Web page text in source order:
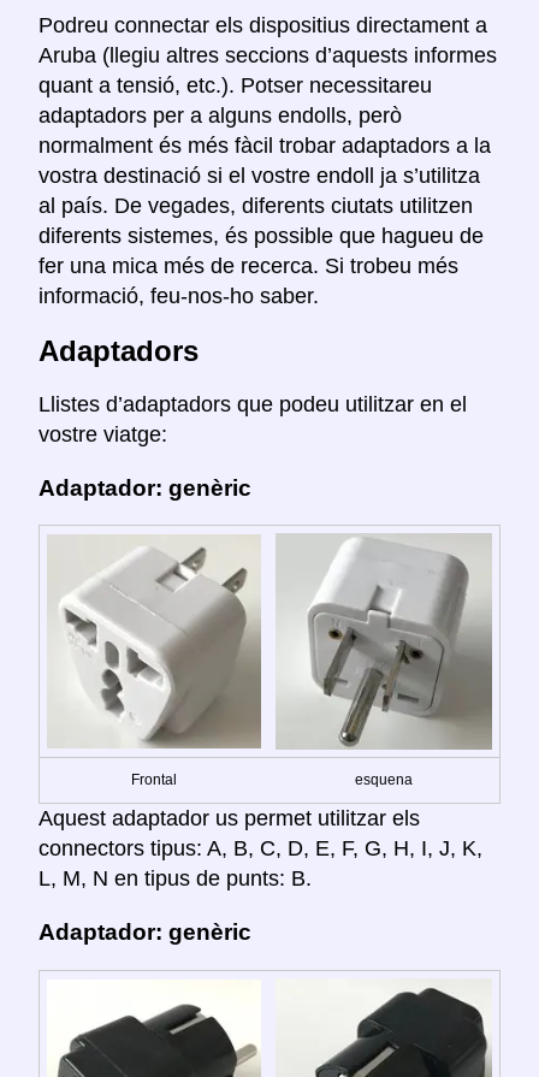
Podreu connectar els dispositius directament a
Aruba (llegiu altres seccions d’aquests informes
quant a tensió, etc.). Potser necessitareu
adaptadors per a alguns endolls, però
normalment és més fàcil trobar adaptadors a la
vostra destinació si el vostre endoll ja s’utilitza
al país. De vegades, diferents ciutats utilitzen
diferents sistemes, és possible que hagueu de
fer una mica més de recerca. Si trobeu més
informació, feu-nos-ho saber.
Adaptadors
Llistes d’adaptadors que podeu utilitzar en el
vostre viatge:
Adaptador: genèric
Frontal esquena
Aquest adaptador us permet utilitzar els
connectors tipus: A, B, C, D, E, F, G, H, I, J, K,
L, M, N en tipus de punts: B.
Adaptador: genèric